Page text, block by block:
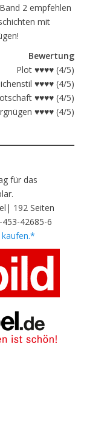
2 empfehlen
mit
Bewertung
Plot ♥♥♥♥ (4/5)
♥♥♥♥ (4/5)
♥♥♥♥ (4/5)
♥♥♥♥ (4/5)
für das
192 Seiten
42685-6